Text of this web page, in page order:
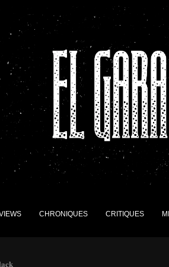
CHRONIQUES CRITIQUES